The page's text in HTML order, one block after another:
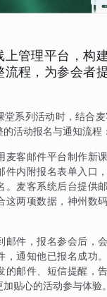
上管理平台，
程，为参会者
堂系列活动时，结合
活动报名与通知流程：
麦客邮件平台制作新
件内附报名表单入口
。麦客系统后台提供
这两项数据，神州数
邮件，报名参会后，
，通知他已报名成功
的邮件、短信提醒，
贴心的活动参与体验。